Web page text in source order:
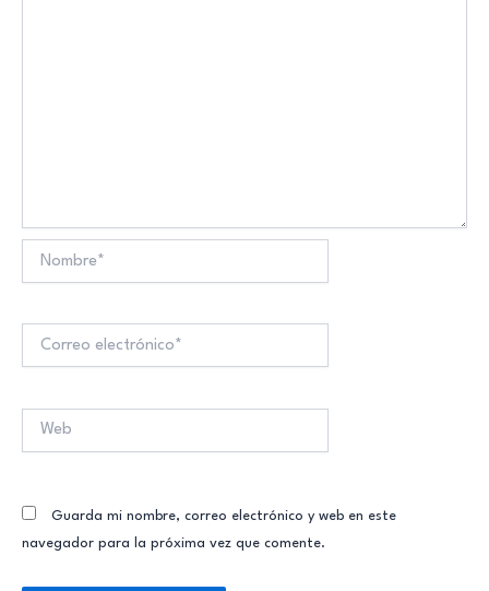
Guarda mi nombre, correo electrónico y web en este
navegador para la próxima vez que comente.